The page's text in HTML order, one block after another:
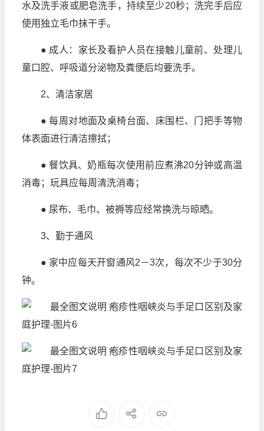
水及洗手液或肥皂洗手，持续至少20秒；洗完手后应
使用独立毛巾抹干手。
● 成人：家长及看护人员在接触儿童前、处理儿
童口腔、呼吸道分泌物及粪便后均要洗手。
2、清洁家居
● 每周对地面及桌椅台面、床围栏、门把手等物
体表面进行清洁擦拭；
● 餐饮具、奶瓶每次使用前应煮沸20分钟或高温
消毒；玩具应每周清洗消毒；
● 尿布、毛巾、被褥等应经常换洗与晾晒。
3、勤于通风
● 家中应每天开窗通风2－3次，每次不少于30分
钟。